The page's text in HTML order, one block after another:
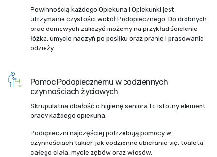
Powinnością każdego Opiekuna i Opiekunki jest
utrzymanie czystości wokół Podopiecznego. Do drobnych
prac domowych zaliczyć możemy na przykład ścielenie
łóżka, umycie naczyń po posiłku oraz pranie i prasowanie
odzieży.
Pomoc Podopiecznemu w codziennych
czynnościach życiowych
Skrupulatna dbałość o higienę seniora to istotny element
pracy każdego opiekuna.
Podopieczni najczęściej potrzebują pomocy w
czynnościach takich jak codzienne ubieranie się, toaleta
całego ciała, mycie zębów oraz włosów.